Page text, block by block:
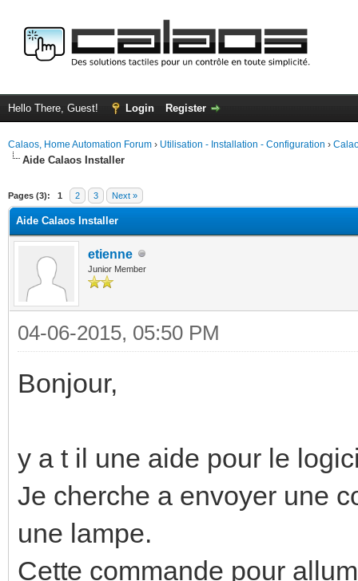
Hello There, Guest! Login Register
Calaos, Home Automation Forum › Utilisation - Installation - Configuration ›
Aide Calaos Installer
Pages (3): 1 2 3 Next »
Aide Calaos Installer
etienne
Junior Member
04-06-2015, 05:50 PM
Bonjour,
y a t il une aide pour le
Je cherche a envoyer une
une lampe.
Cette commande pour